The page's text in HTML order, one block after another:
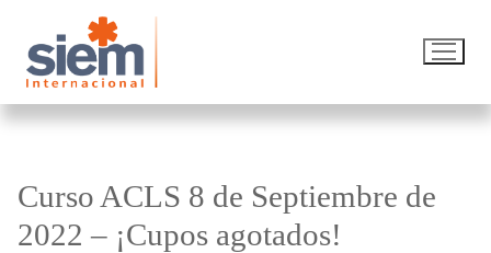
Curso ACLS 8 de Septiembre de
2022 – ¡Cupos agotados!